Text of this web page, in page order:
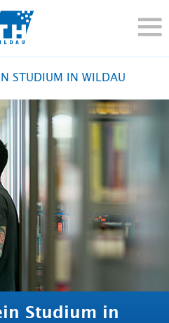
TH-
Webmail Moodle
English
STUDIUM IN WILDAU
Studium in